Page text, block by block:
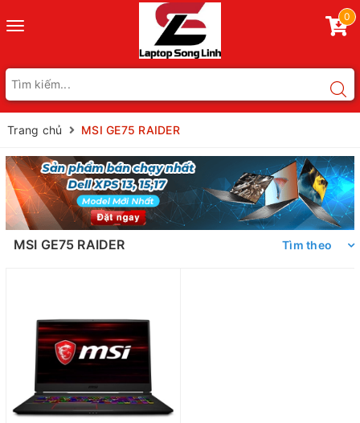
Toggle
0
Trang chủ MSI GE75 RAIDER
MSI GE75 RAIDER Tìm theo